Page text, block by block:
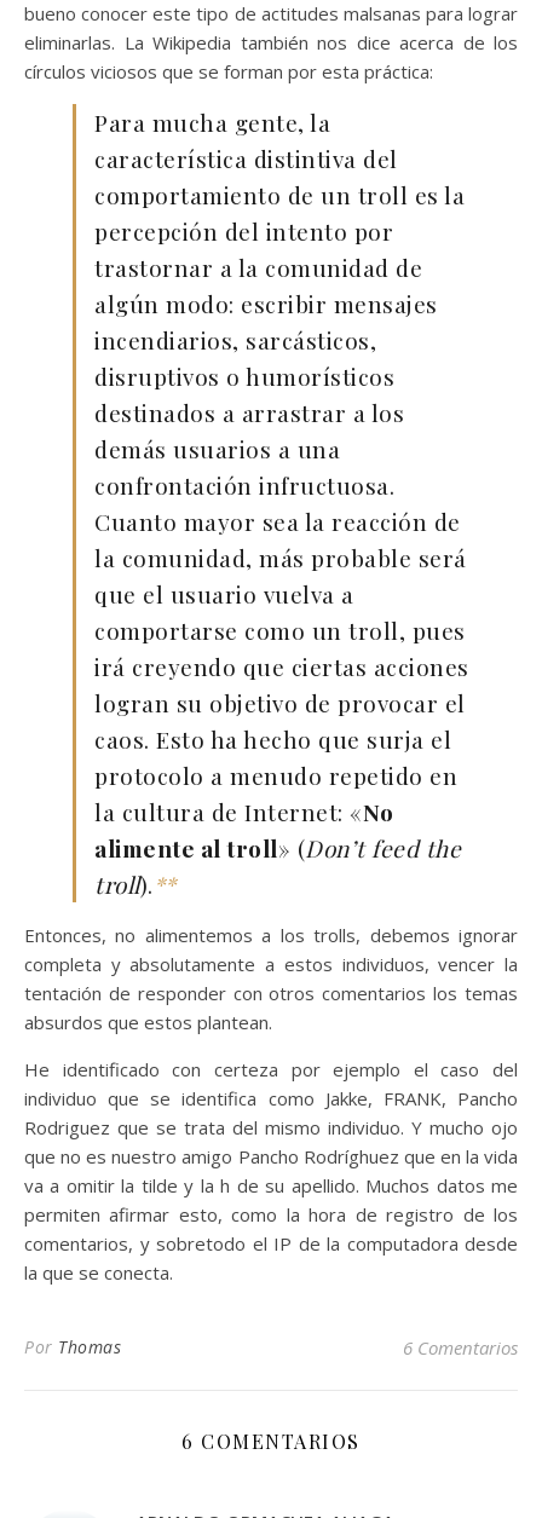
bueno conocer este tipo de actitudes malsanas para lograr
eliminarlas. La Wikipedia también nos dice acerca de los
círculos viciosos que se forman por esta práctica:
Para mucha gente, la
característica distintiva del
comportamiento de un troll es la
percepción del intento por
trastornar a la comunidad de
algún modo: escribir mensajes
incendiarios, sarcásticos,
disruptivos o humorísticos
destinados a arrastrar a los
demás usuarios a una
confrontación infructuosa.
Cuanto mayor sea la reacción de
la comunidad, más probable será
que el usuario vuelva a
comportarse como un troll, pues
irá creyendo que ciertas acciones
logran su objetivo de provocar el
caos. Esto ha hecho que surja el
protocolo a menudo repetido en
la cultura de Internet: «No
alimente al troll» (Don’t feed the
troll).**
Entonces, no alimentemos a los trolls, debemos ignorar
completa y absolutamente a estos individuos, vencer la
tentación de responder con otros comentarios los temas
absurdos que estos plantean.
He identificado con certeza por ejemplo el caso del
individuo que se identifica como Jakke, FRANK, Pancho
Rodriguez que se trata del mismo individuo. Y mucho ojo
que no es nuestro amigo Pancho Rodríghuez que en la vida
va a omitir la tilde y la h de su apellido. Muchos datos me
permiten afirmar esto, como la hora de registro de los
comentarios, y sobretodo el IP de la computadora desde
la que se conecta.
Por Thomas 6 Comentarios
6 COMENTARIOS